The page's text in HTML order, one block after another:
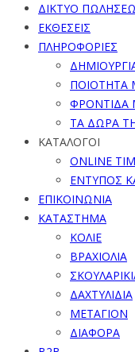
ΔΙΚΤΥΟ
ΕΚΘΕΣΕΙΣ
ΠΛΗΡΟΦΟΡΙΕΣ
ΠΟΙΟΤΗΤΑ
ΦΡΟΝΤΙΔΑ
ΤΑ ΔΩΡΑ
ΚΑΤΑΛΟΓΟΙ
ONLINE
ΕΝΤΥΠΟΣ
ΕΠΙΚΟΙΝΩΝΙΑ
ΚΑΤΑΣΤΗΜΑ
ΚΟΛΙΕ
ΒΡΑΧΙΟΛΙΑ
ΔΑΧΤΥΛΙΔΙΑ
ΜΕΤΑΓΙΟΝ
ΔΙΑΦΟΡΑ